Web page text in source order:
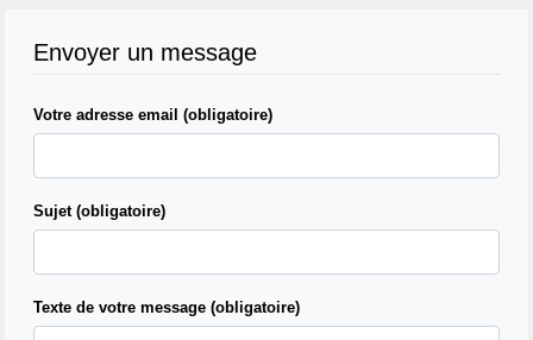
Envoyer un message
Votre adresse email (obligatoire)
Sujet (obligatoire)
Texte de votre message (obligatoire)